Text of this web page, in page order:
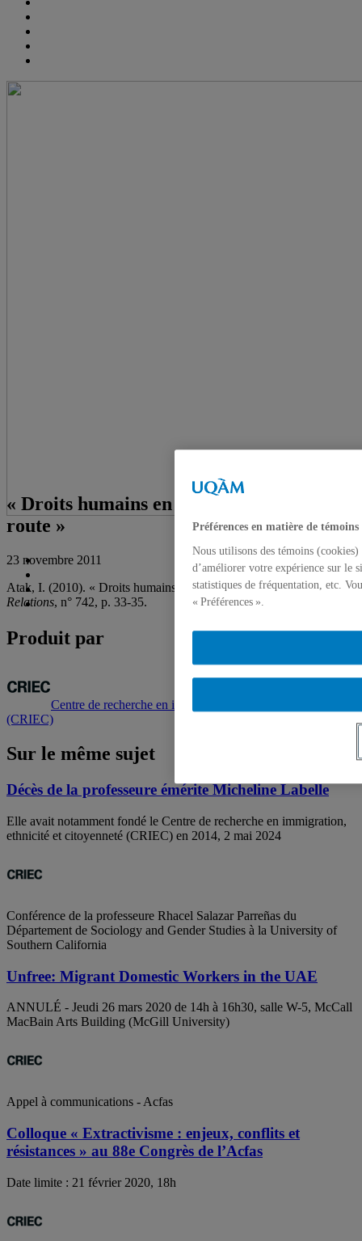
« Droits humains en Turquie : la longue
route »
23 novembre 2011
Atak, I. (2010). « Droits humains en Turquie : la longue route »,
Relations, n° 742, p. 33-35.
Produit par
Centre de recherche en immigration, ethnicité et citoyenneté
(CRIEC)
Sur le même sujet
Décès de la professeure émérite Micheline Labelle
Elle avait notamment fondé le Centre de recherche en immigration,
ethnicité et citoyenneté (CRIEC) en 2014, 2 mai 2024
Conférence de la professeure Rhacel Salazar Parreñas du
Département de Sociology and Gender Studies à la University of
Southern California
Unfree: Migrant Domestic Workers in the UAE
ANNULÉ - Jeudi 26 mars 2020 de 14h à 16h30, salle W-5, McCall
MacBain Arts Building (McGill University)
Appel à communications - Acfas
Colloque « Extractivisme : enjeux, conflits et
résistances » au 88e Congrès de l’Acfas
Date limite : 21 février 2020, 18h
Préférences en matière de témoins
Nous utilisons des témoins
d’améliorer votre expérience sur le
statistiques de fréquentation, etc.
« Préférences ».